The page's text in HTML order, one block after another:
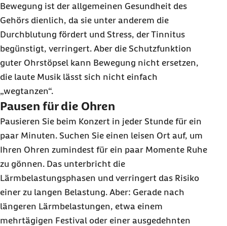
Bewegung ist der allgemeinen Gesundheit des
Gehörs dienlich, da sie unter anderem die
Durchblutung fördert und Stress, der Tinnitus
begünstigt, verringert. Aber die Schutzfunktion
guter Ohrstöpsel kann Bewegung nicht ersetzen,
die laute Musik lässt sich nicht einfach
„wegtanzen“.
Pausen für die Ohren
Pausieren Sie beim Konzert in jeder Stunde für ein
paar Minuten. Suchen Sie einen leisen Ort auf, um
Ihren Ohren zumindest für ein paar Momente Ruhe
zu gönnen. Das unterbricht die
Lärmbelastungsphasen und verringert das Risiko
einer zu langen Belastung. Aber: Gerade nach
längeren Lärmbelastungen, etwa einem
mehrtägigen Festival oder einer ausgedehnten